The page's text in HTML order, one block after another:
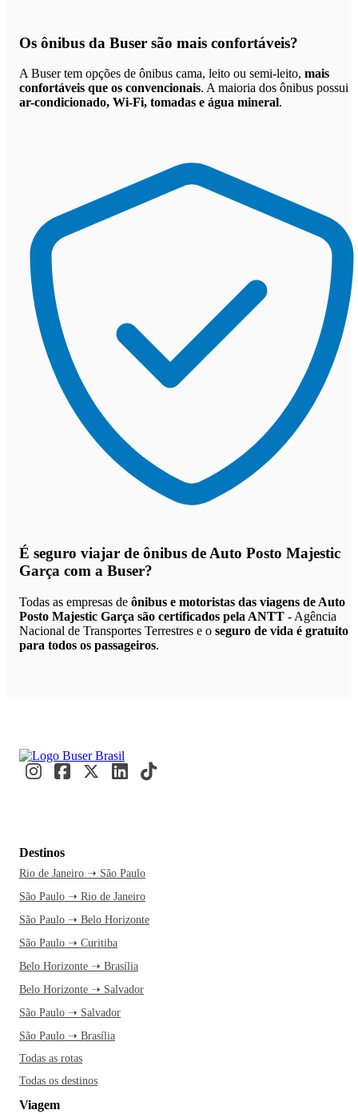
Os ônibus da Buser são mais confortáveis?
A Buser tem opções de ônibus cama, leito ou semi-leito, mais
confortáveis que os convencionais. A maioria dos ônibus possui
ar-condicionado, Wi-Fi, tomadas e água mineral.
É seguro viajar de ônibus de Auto Posto Majestic
Garça com a Buser?
Todas as empresas de ônibus e motoristas das viagens de Auto
Posto Majestic Garça são certificados pela ANTT - Agência
Nacional de Transportes Terrestres e o seguro de vida é gratuito
para todos os passageiros.
Destinos
Rio de Janeiro ➝ São Paulo
São Paulo ➝ Rio de Janeiro
São Paulo ➝ Belo Horizonte
São Paulo ➝ Curitiba
Belo Horizonte ➝ Brasília
Belo Horizonte ➝ Salvador
São Paulo ➝ Salvador
São Paulo ➝ Brasília
Todas as rotas
Todas os destinos
Viagem